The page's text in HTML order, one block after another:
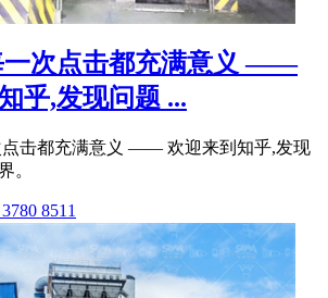
一次点击都充满意义 ——
乎,发现问题 ...
点击都充满意义 —— 欢迎来到知乎,发现
。
8511